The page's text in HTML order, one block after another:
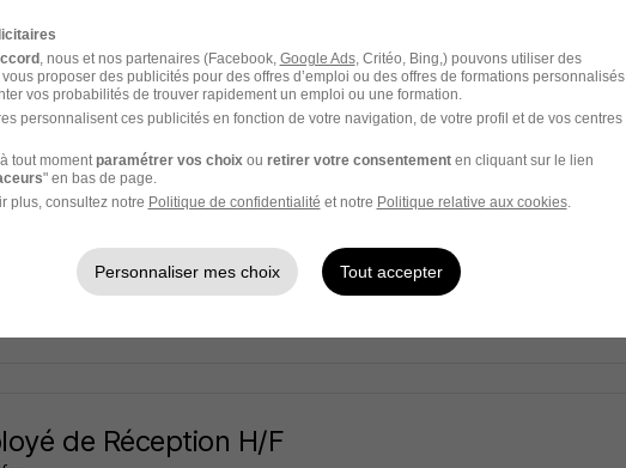
jours
Polyvalent H/F
Alternance
de Réception H/F
, nous et nos partenaires (Facebook, Google Ads, Critéo, Bing,) pouvons utiliser des
proposer des publicités pour des offres d’emploi ou des offres de formations personnalisés
vos probabilités de trouver rapidement un emploi ou une formation.
personnalisent ces publicités en fonction de votre navigation, de votre profil et de vos centres
tout moment paramétrer vos choix ou retirer votre consentementen cliquant sur le lien
" en bas de page.
plus, consultez notre Politique de confidentialité et notre Politique relative aux cookies.
Personnaliser mes choix Tout accepter